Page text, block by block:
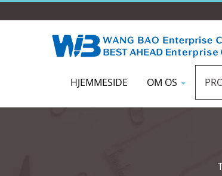
HJEMMESIDE OM OS